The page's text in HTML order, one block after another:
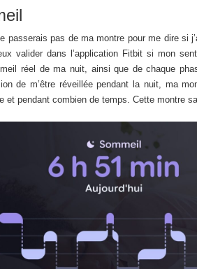
passerais pas de ma montre pour me dire si
valider dans l’application Fitbit si mon
réel de ma nuit, ainsi que de chaque
de m’être réveillée pendant la nuit, ma
et pendant combien de temps. Cette montre